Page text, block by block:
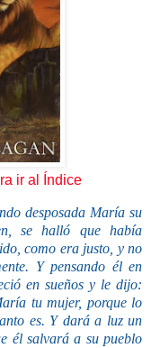
ir al Índice
desposada María su
se halló que había
como era justo, y no
Y pensando él en
en sueños y le dijo:
tu mujer, porque lo
es. Y dará a luz un
él salvará a su pueblo